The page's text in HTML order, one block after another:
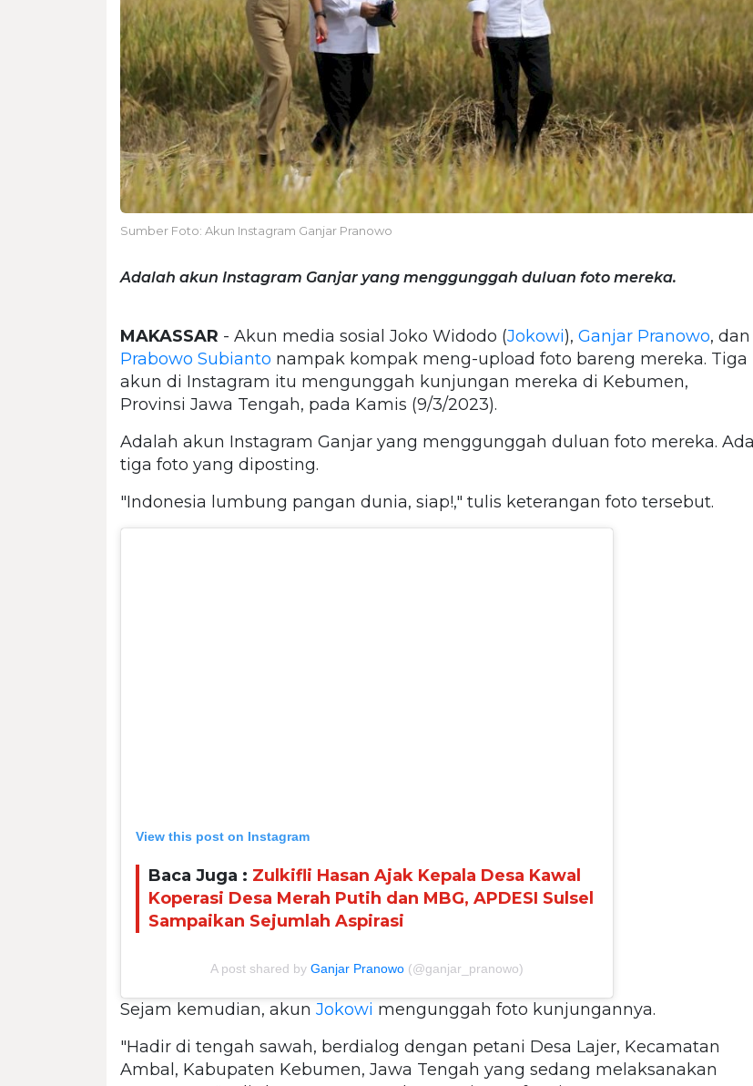
Sumber Foto: Akun Instagram Ganjar Pranowo
Adalah akun Instagram Ganjar yang menggunggah duluan foto mereka.
MAKASSAR - Akun media sosial Joko Widodo (Jokowi), Ganjar Pranowo, dan
Prabowo Subianto nampak kompak meng-upload foto bareng mereka. Tiga
akun di Instagram itu mengunggah kunjungan mereka di Kebumen,
Provinsi Jawa Tengah, pada Kamis (9/3/2023).
Adalah akun Instagram Ganjar yang menggunggah duluan foto mereka. Ada
tiga foto yang diposting.
"Indonesia lumbung pangan dunia, siap!," tulis keterangan foto tersebut.
View this post on Instagram
Baca Juga : Zulkifli Hasan Ajak Kepala Desa Kawal
Koperasi Desa Merah Putih dan MBG, APDESI Sulsel
Sampaikan Sejumlah Aspirasi
A post shared by Ganjar Pranowo (@ganjar_pranowo)
Sejam kemudian, akun Jokowi mengunggah foto kunjungannya.
"Hadir di tengah sawah, berdialog dengan petani Desa Lajer, Kecamatan
Ambal, Kabupaten Kebumen, Jawa Tengah yang sedang melaksanakan